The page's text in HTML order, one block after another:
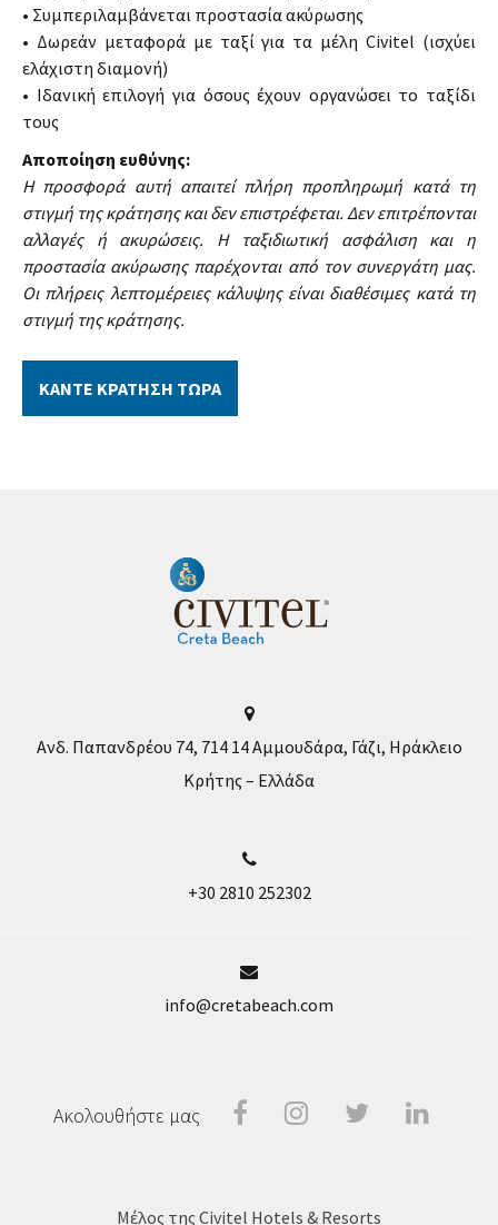
• Συμπεριλαμβάνεται προστασία ακύρωσης
• Δωρεάν μεταφορά με ταξί για τα μέλη Civitel (ισχύει
ελάχιστη διαμονή)
• Ιδανική επιλογή για όσους έχουν οργανώσει το ταξίδι
τους
Αποποίηση ευθύνης:
Η προσφορά αυτή απαιτεί πλήρη προπληρωμή κατά τη
στιγμή της κράτησης και δεν επιστρέφεται. Δεν επιτρέπονται
αλλαγές ή ακυρώσεις. Η ταξιδιωτική ασφάλιση και η
προστασία ακύρωσης παρέχονται από τον συνεργάτη μας.
Οι πλήρεις λεπτομέρειες κάλυψης είναι διαθέσιμες κατά τη
στιγμή της κράτησης.
ΚΑΝΤΕ ΚΡΑΤΗΣΗ ΤΩΡΑ
Ανδ. Παπανδρέου 74, 714 14 Αμμουδάρα, Γάζι, Ηράκλειο
Κρήτης – Ελλάδα
+30 2810 252302
info@cretabeach.com
Ακολουθήστε μας FacebookInstragram
Twitter
Μέλος της Civitel Hotels & Resorts